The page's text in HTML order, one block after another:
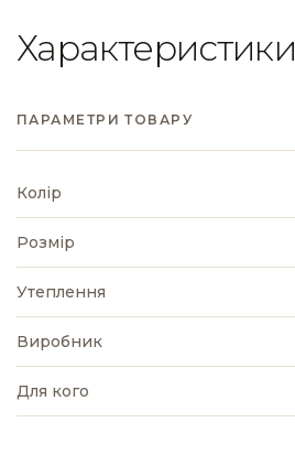
Характеристики
ПАРАМЕТРИ ТОВАРУ
Колір
Розмір
Утеплення
Виробник
Для кого